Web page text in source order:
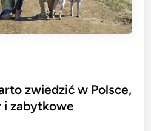
zwiedzić w Polsce,
i zabytkowe